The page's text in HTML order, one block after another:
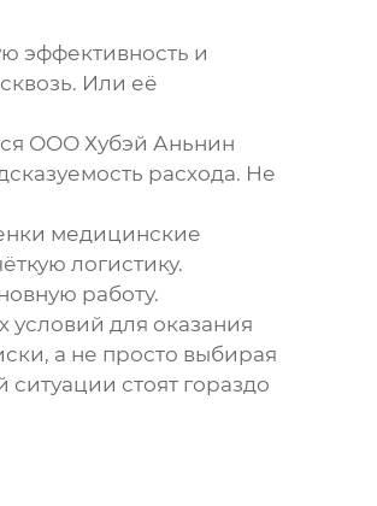
эффективность и
Или её
ООО Хубэй Аньнин
расхода. Не
медицинские
логистику.
работу.
условий для оказания
а не просто выбирая
стоят гораздо